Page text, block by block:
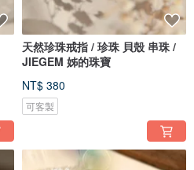
天然珍珠戒指 / 珍珠 貝殼 串珠 /
JIEGEM 姊的珠寶
NT$ 380
可客製